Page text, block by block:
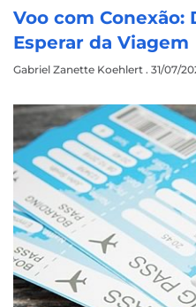
Voo com Conexão:
Esperar da Viagem
Gabriel Zanette Koehlert 31/07/